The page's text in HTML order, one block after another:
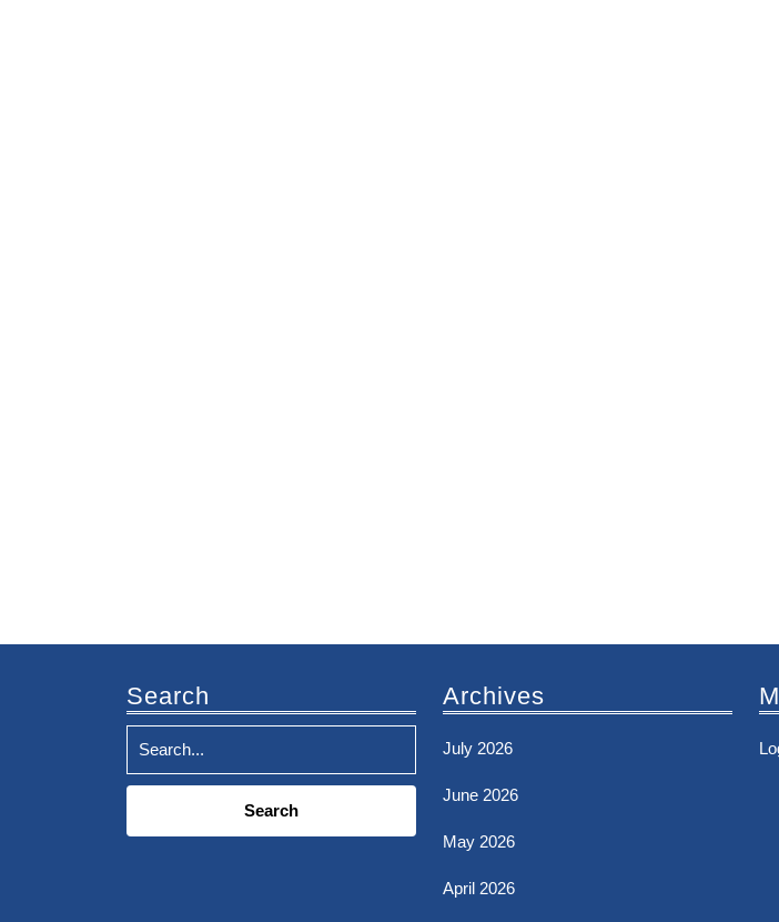
Search
Search
Archives
July 2026
June 2026
May 2026
April 2026